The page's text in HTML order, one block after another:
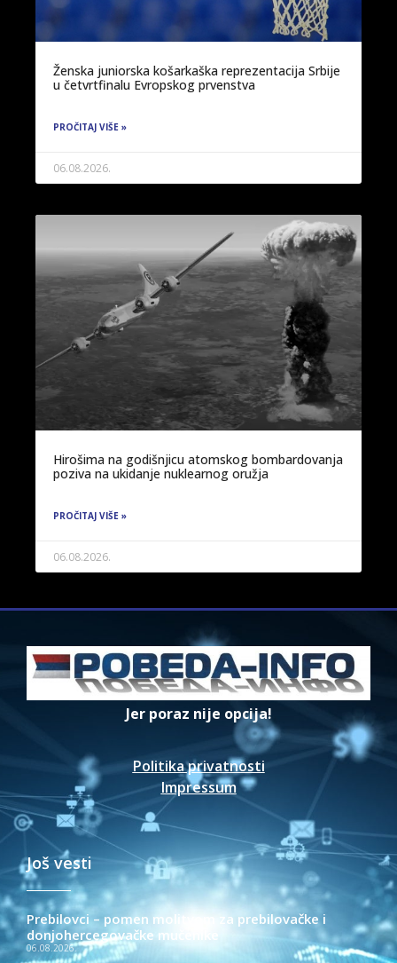
Ženska juniorska košarkaška reprezentacija Srbije
u četvrtfinalu Evropskog prvenstva
PROČITAJ VIŠE »
06.08.2026.
Hirošima na godišnjicu atomskog bombardovanja
poziva na ukidanje nuklearnog oružja
PROČITAJ VIŠE »
06.08.2026.
Jer poraz nije opcija!
Politika privatnosti
Impressum
Još vesti
Prebilovci – pomen molitvom za prebilovačke i
donjohercegovačke mučenike
06.08.2026.